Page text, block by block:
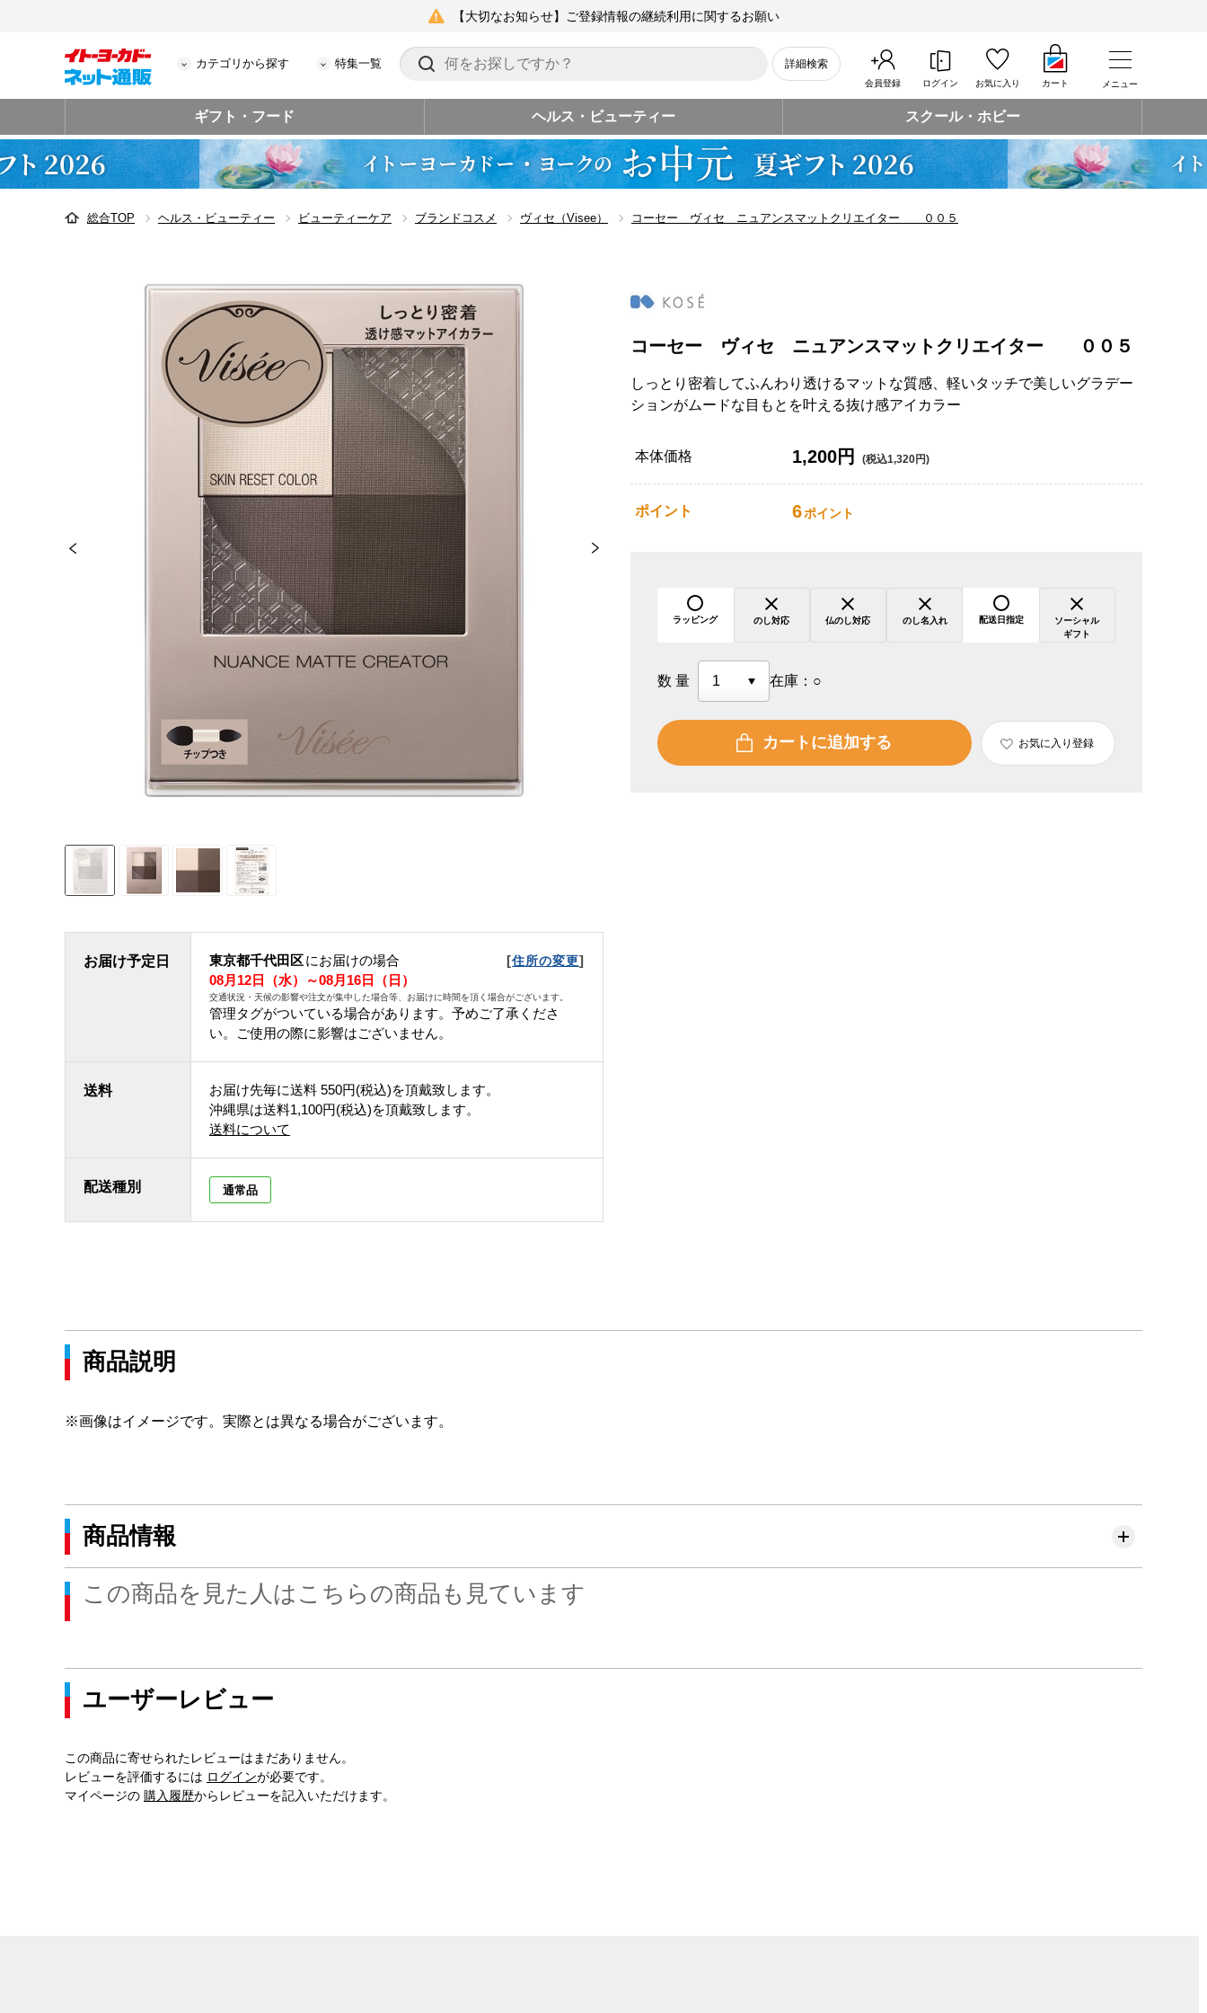
【大切なお知らせ】ご登録情報の継続利用に関するお願い
カテゴリから探す 特集一覧 詳細検索
会員登録 ログイン お気に入り カート メニュー
ギフト・フード ヘルス・ビューティー スクール・ホビー
総合TOP ヘルス・ビューティー ビューティーケア ブランドコスメ ヴィセ（Visee） コーセー ヴィセ ニュアンスマットクリエイター ００５
お届け予定日 東京都千代田区にお届けの場合 [住所の変更]
08月12日（水）～08月16日（日）
交通状況・天候の影響や注文が集中した場合等、お届けに時間を頂く場合がございます。
管理タグがついている場合があります。予めご了承くださ
い。ご使用の際に影響はございません。
送料 お届け先毎に送料 550円(税込)を頂戴致します。
沖縄県は送料1,100円(税込)を頂戴致します。
送料について
配送種別 通常品
コーセー ヴィセ ニュアンスマットクリエイター ００５
しっとり密着してふんわり透けるマットな質感、軽いタッチで美しいグラデー
ションがムードな目もとを叶える抜け感アイカラー
本体価格 1,200円 (税込1,320円)
ポイント 6ポイント
ラッピング のし対応 仏のし対応 のし名入れ 配送日指定
ソーシャル
ギフト
数量 在庫： ○
カートに追加する お気に入り登録
商品説明
※画像はイメージです。実際とは異なる場合がございます。
商品情報
この商品を見た人はこちらの商品も見ています
ユーザーレビュー
この商品に寄せられたレビューはまだありません。
レビューを評価するには ログインが必要です。
マイページの 購入履歴からレビューを記入いただけます。